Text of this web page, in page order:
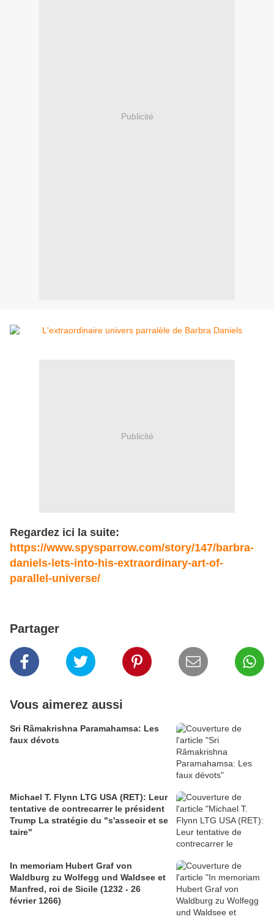
Publicité
Publicité
Regardez ici la suite:
https://www.spysparrow.com/story/147/barbra-
daniels-lets-into-his-extraordinary-art-of-
parallel-universe/
Partager
Vous aimerez aussi
Sri Râmakrishna Paramahamsa: Les
faux dévots
Michael T. Flynn LTG USA (RET): Leur
tentative de contrecarrer le président
Trump La stratégie du "s'asseoir et se
taire"
In memoriam Hubert Graf von
Waldburg zu Wolfegg und Waldsee et
Manfred, roi de Sicile (1232 - 26
février 1266)